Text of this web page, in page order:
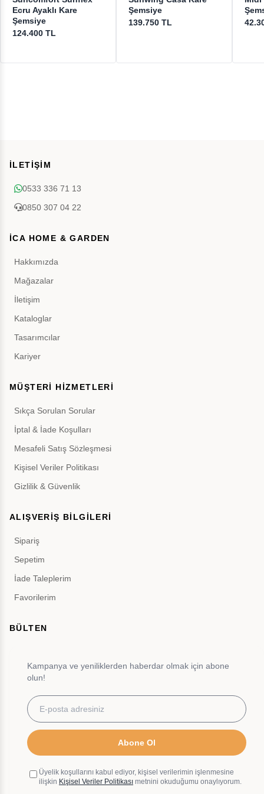
Ecru Ayaklı Kare
Şemsiye
124.400 TL
Şemsiye
139.750 TL
İLETİŞİM
0533 336 71 13
0850 307 04 22
İCA HOME & GARDEN
Hakkımızda
Mağazalar
İletişim
Kataloglar
Tasarımcılar
Kariyer
MÜŞTERİ HİZMETLERİ
Sıkça Sorulan Sorular
İptal & İade Koşulları
Mesafeli Satış Sözleşmesi
Kişisel Veriler Politikası
Gizlilik & Güvenlik
ALIŞVERİŞ BİLGİLERİ
Sipariş
Sepetim
İade Taleplerim
Favorilerim
BÜLTEN
Kampanya ve yeniliklerden haberdar olmak için abone
olun!
Abone Ol
Üyelik koşullarını kabul ediyor, kişisel verilerimin işlenmesine
ilişkin Kişisel Veriler Politikası metnini okuduğumu onaylıyorum.